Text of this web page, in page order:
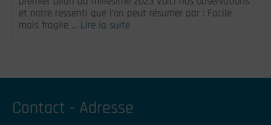
et notre ressenti que l’on peut résumer par : Facile
mais fragile … Lire la suite
Contact - Adresse